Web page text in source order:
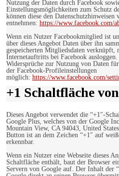
Nutzung der Daten durch Facebook
Einstellungsmöglichkeiten zum Schutz
können diese den Datenschutzhinweisen
entnehmen: https://www.facebook.com/
Wenn ein Nutzer Facebookmitglied ist
über dieses Angebot Daten über ihn
gespeicherten Mitgliedsdaten verknüpft,
Internetauftritts bei Facebook
Widersprüche zur Nutzung von Daten
der Facebook-Profileinstellungen
möglich: https://www.facebook.com/
+1 Schaltfläche
Dieses Angebot verwendet die “+1″-
Google Plus, welches von der Google
Mountain View, CA 94043, United
Button ist an dem Zeichen “+1″ auf
erkennbar.
Wenn ein Nutzer eine Webseite dieses
Schaltfläche enthält, baut der Browser
Servern von Google auf. Der Inhalt der